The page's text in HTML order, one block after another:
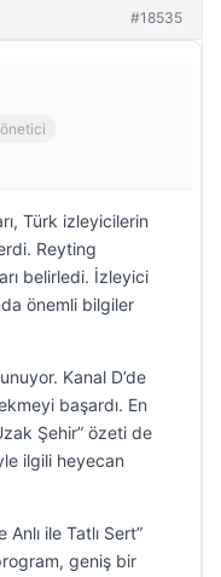
#18535
Türk izleyicilerin
Reyting
belirledi. İzleyici
önemli bilgiler
Kanal D’de
başardı. En
Şehir” özeti de
ilgili heyecan
ile Tatlı Sert”
geniş bir